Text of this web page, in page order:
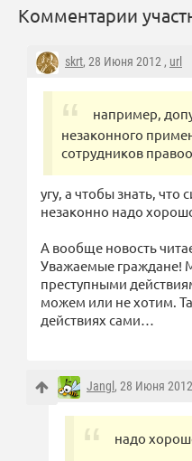
Комментарии
skrt, 28 Июня 2012 , url
например,
незаконного
сотрудников
угу, а чтобы знать,
незаконно надо
А вообще новость
Уважаемые граждане!
преступными
можем или не хотим.
действиях сами…
Jangl , 28 Июня
надо